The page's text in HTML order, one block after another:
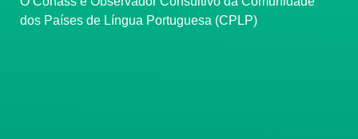
dos Países de Língua Portuguesa (CPLP)